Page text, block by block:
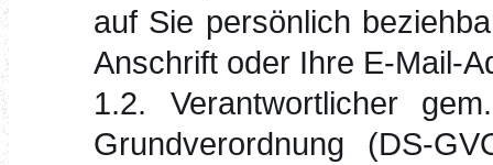
auf Sie persönlich
Anschrift oder Ihre E-Mail-
1.2. Verantwortlicher
Grundverordnung (DS-